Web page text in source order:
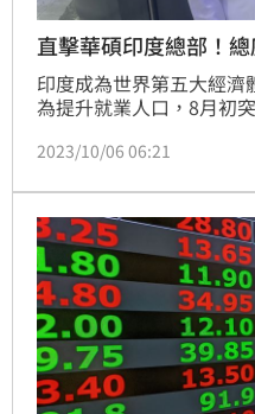
直擊華碩印度總部！
印度成為世界第五大經濟
為提升就業人口，8月初
來又宣布延長到11／1才
有貨，將和當地較有規
產能，雖目前成本上還
年就能追上。（記者：王
2023/10/06 06:21